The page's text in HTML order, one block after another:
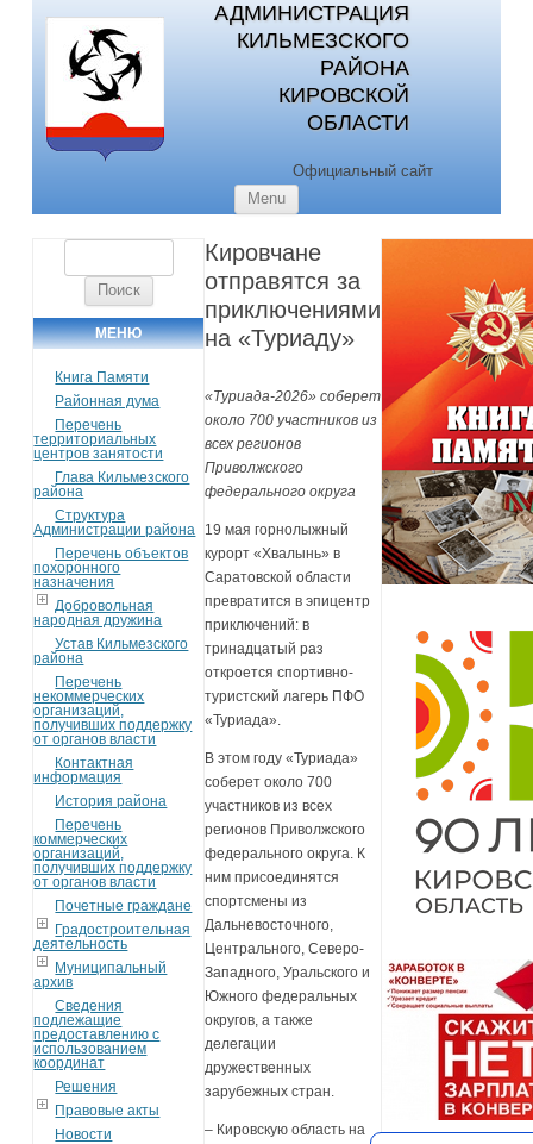
АДМИНИСТРАЦИЯ
КИЛЬМЕЗСКОГО
РАЙОНА
КИРОВСКОЙ
ОБЛАСТИ
Официальный сайт
Menu
МЕНЮ
Книга Памяти
Районная дума
Перечень
территориальных
центров занятости
Глава Кильмезского
района
Структура
Администрации района
Перечень объектов
похоронного
назначения
Добровольная
народная дружина
Устав Кильмезского
района
Перечень
некоммерческих
организаций,
получивших поддержку
от органов власти
Контактная
информация
История района
Перечень
коммерческих
организаций,
получивших поддержку
от органов власти
Почетные граждане
Градостроительная
деятельность
Муниципальный
архив
Сведения
подлежащие
предоставлению с
использованием
координат
Решения
Правовые акты
Новости
Кировчане
отправятся за
приключениями
на «Туриаду»
«Туриада-2026» соберет
около 700 участников из
всех регионов
Приволжского
федерального округа
19 мая горнолыжный
курорт «Хвалынь» в
Саратовской области
превратится в эпицентр
приключений: в
тринадцатый раз
откроется спортивно-
туристский лагерь ПФО
«Туриада».
В этом году «Туриада»
соберет около 700
участников из всех
регионов Приволжского
федерального округа. К
ним присоединятся
спортсмены из
Дальневосточного,
Центрального, Северо-
Западного, Уральского и
Южного федеральных
округов, а также
делегации
дружественных
зарубежных стран.
– Кировскую область на